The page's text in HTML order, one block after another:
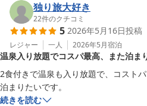
独り旅大好き
22件のクチコミ
5 2026年5月16日投稿
レジャー 一人 2026年5月宿泊
温泉入り放題でコスパ最高、また泊ま
2食付きで温泉も入り放題で、コスト
泊まりたいです。
続きを読む